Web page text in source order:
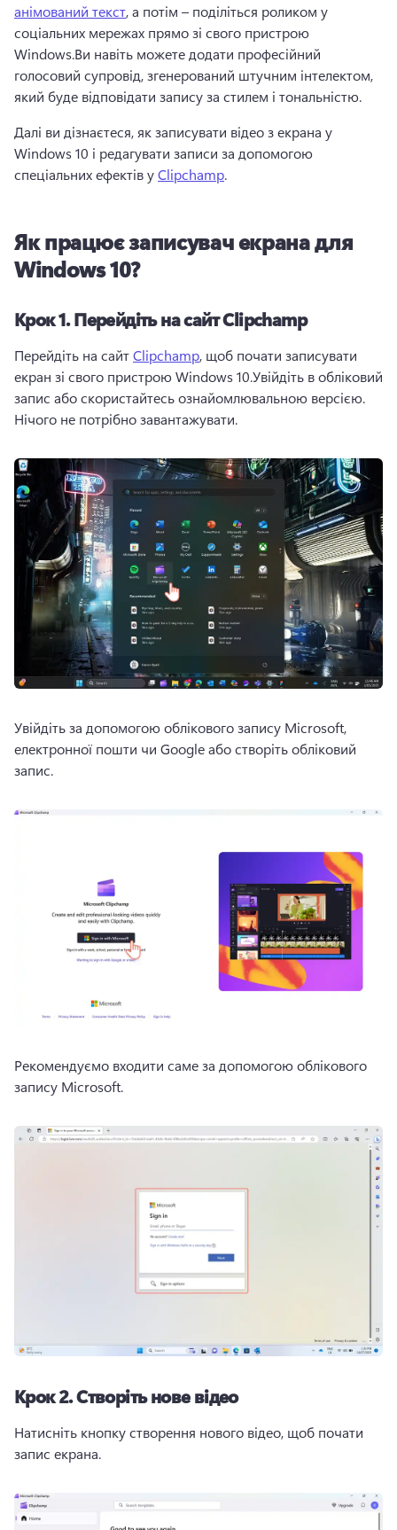
анімований текст, а потім – поділіться роликом у
соціальних мережах прямо зі свого пристрою
Windows.Ви навіть можете додати професійний
голосовий супровід, згенерований штучним інтелектом,
який буде відповідати запису за стилем і тональністю.
Далі ви дізнаєтеся, як записувати відео з екрана у
Windows 10 і редагувати записи за допомогою
спеціальних ефектів у Clipchamp.
Як працює записувач екрана для
Windows 10?
Крок 1.Перейдіть на сайт Clipchamp
Перейдіть на сайт Clipchamp, щоб почати записувати
екран зі свого пристрою Windows 10.Увійдіть в обліковий
Нічого не потрібно завантажувати.
Увійдіть за допомогою облікового запису Microsoft,
електронної пошти чи Google або створіть обліковий
запис.
Рекомендуємо входити саме за допомогою облікового
запису Microsoft.
Крок 2.Створіть нове відео
Натисніть кнопку створення нового відео, щоб почати
запис екрана.